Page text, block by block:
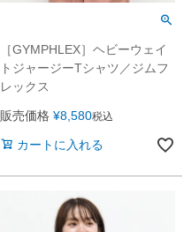
［GYMPHLEX］ヘビーウェイ
トジャージーTシャツ／ジムフ
レックス
販売価格 ¥8,580税込
カートに入れる